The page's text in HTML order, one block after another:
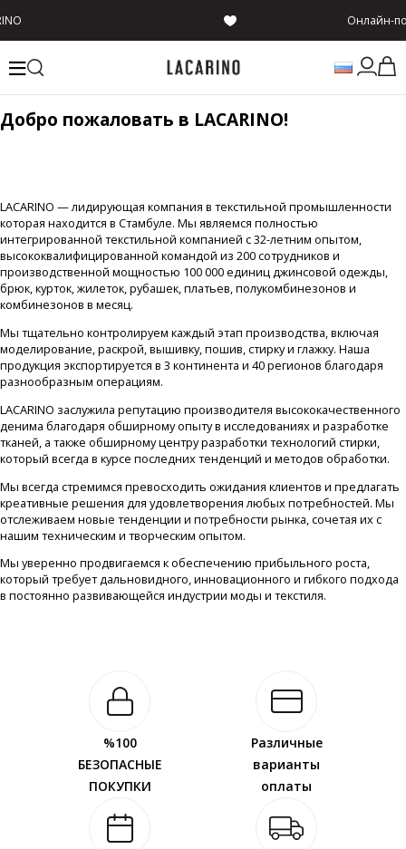
Онлайн-
Добро пожаловать в LACARINO!
LACARINO — лидирующая компания в текстильной промышленности
которая находится в Стамбуле. Мы являемся полностью
интегрированной текстильной компанией с 32-летним опытом,
высококвалифицированной командой из 200 сотрудников и
производственной мощностью 100 000 единиц джинсовой одежды,
брюк, курток, жилеток, рубашек, платьев, полукомбинезонов и
комбинезонов в месяц.
Мы тщательно контролируем каждый этап производства, включая
моделирование, раскрой, вышивку, пошив, стирку и глажку. Наша
продукция экспортируется в 3 континента и 40 регионов благодаря
разнообразным операциям.
LACARINO заслужила репутацию производителя высококачественного
денима благодаря обширному опыту в исследованиях и разработке
тканей, а также обширному центру разработки технологий стирки,
который всегда в курсе последних тенденций и методов обработки.
Мы всегда стремимся превосходить ожидания клиентов и предлагать
креативные решения для удовлетворения любых потребностей. Мы
отслеживаем новые тенденции и потребности рынка, сочетая их с
нашим техническим и творческим опытом.
Мы уверенно продвигаемся к обеспечению прибыльного роста,
который требует дальновидного, инновационного и гибкого подхода
в постоянно развивающейся индустрии моды и текстиля.
%100
БЕЗОПАСНЫЕ
ПОКУПКИ
Различные
варианты
оплаты